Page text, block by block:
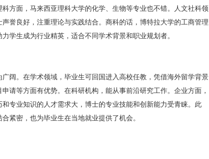
方面，马来西亚理科大学的化学、生物等专业也不错。人文社科领
誉良好，注重理论与实践结合。商科的话，博特拉大学的工商管理
学生成为行业精英，适合不同学术背景和职业规划者。
阔。在学术领域，毕业生可回国进入高校任教，凭借海外留学背景
请等方面有优势。在科研机构，能从事前沿研究工作。企业方面，
专业知识的人才需求大，博士的专业技能和创新能力受青睐。此
紧密，也为毕业生在当地就业提供了机会。